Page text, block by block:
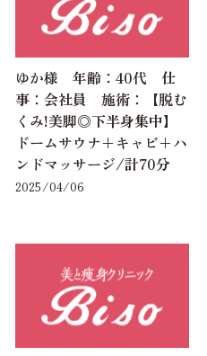
ゆか様 年齢：40代 仕
事：会社員 施術：【脱む
くみ!美脚◎下半身集中】
ドームサウナ+キャビ+ハ
ンドマッサージ/計70分
2025/04/06